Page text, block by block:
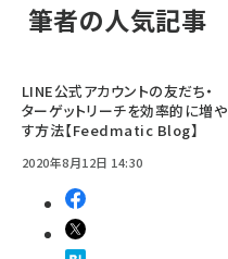
筆者の人気記事
LINE公式アカウントの友だち・
ターゲットリーチを効率的に増や
す方法【Feedmatic Blog】
2020年8月12日 14:30